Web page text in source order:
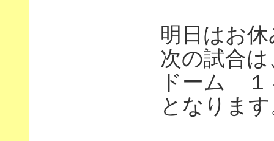
明日はお
次の試合
ドーム １
となりま